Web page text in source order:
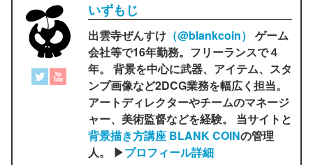
いずもじ
出雲寺ぜんすけ （‎@blankcoin） ゲーム
会社等で16年勤務。フリーランスで４
年。 背景を中心に武器、アイテム、スタ
ンプ画像など2DCG業務を幅広く担当。
アートディレクターやチームのマネージ
ャー、美術監督などを経験。 当サイトと
背景描き方講座 BLANK COINの管理
人。 ▶プロフィール詳細